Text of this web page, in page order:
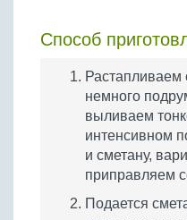
Способ
Растапливаем
немного
выливаем
интенсивном
и сметану,
приправляем
Подается